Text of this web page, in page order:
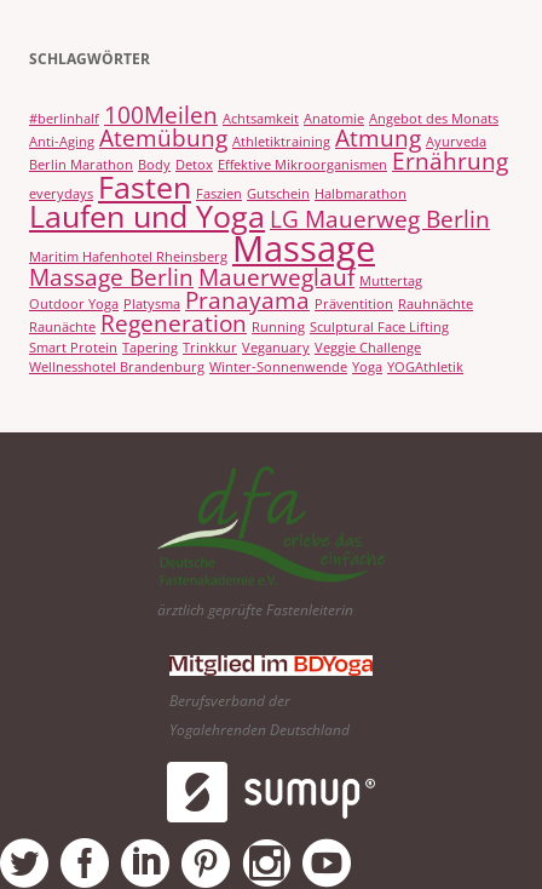
SCHLAGWÖRTER
#berlinhalf 100Meilen Achtsamkeit Anatomie Angebot des Monats
Anti-Aging Atemübung Athletiktraining Atmung Ayurveda
Berlin Marathon Body Detox Effektive Mikroorganismen Ernährung
everydays Fasten Faszien Gutschein Halbmarathon
Laufen und Yoga LG Mauerweg Berlin
Maritim Hafenhotel Rheinsberg Massage
Massage Berlin Mauerweglauf Muttertag
Outdoor Yoga Platysma Pranayama Präventition Rauhnächte
Raunächte Regeneration Running Sculptural Face Lifting
Smart Protein Tapering Trinkkur Veganuary Veggie Challenge
Wellnesshotel Brandenburg Winter-Sonnenwende Yoga YOGAthletik
ärztlich geprüfte Fastenleiterin
Berufsverband der
Yogalehrenden Deutschland